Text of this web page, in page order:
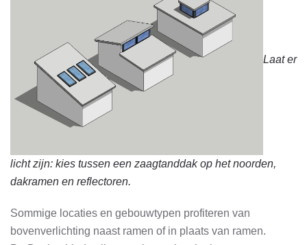
Laat er
licht zijn: kies tussen een zaagtanddak op het noorden,
dakramen en reflectoren.
Sommige locaties en gebouwtypen profiteren van
bovenverlichting naast ramen of in plaats van ramen.